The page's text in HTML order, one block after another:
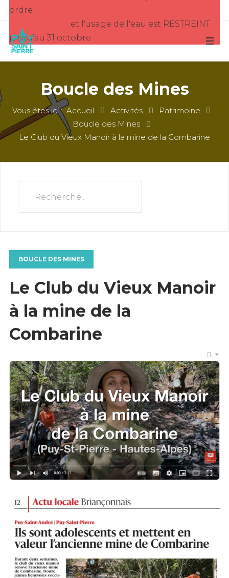
ordre
et l'usage de l'eau est RESTREINT
jusqu'au 31 octobre
Boucle des Mines
Vous êtes ici :Accueil Activités
Patrimoine
Boucle des Mines
Le Club du Vieux Manoir à la mine de la Combarine
BOUCLE DES MINES
Le Club du Vieux Manoir
à la mine de la
Combarine